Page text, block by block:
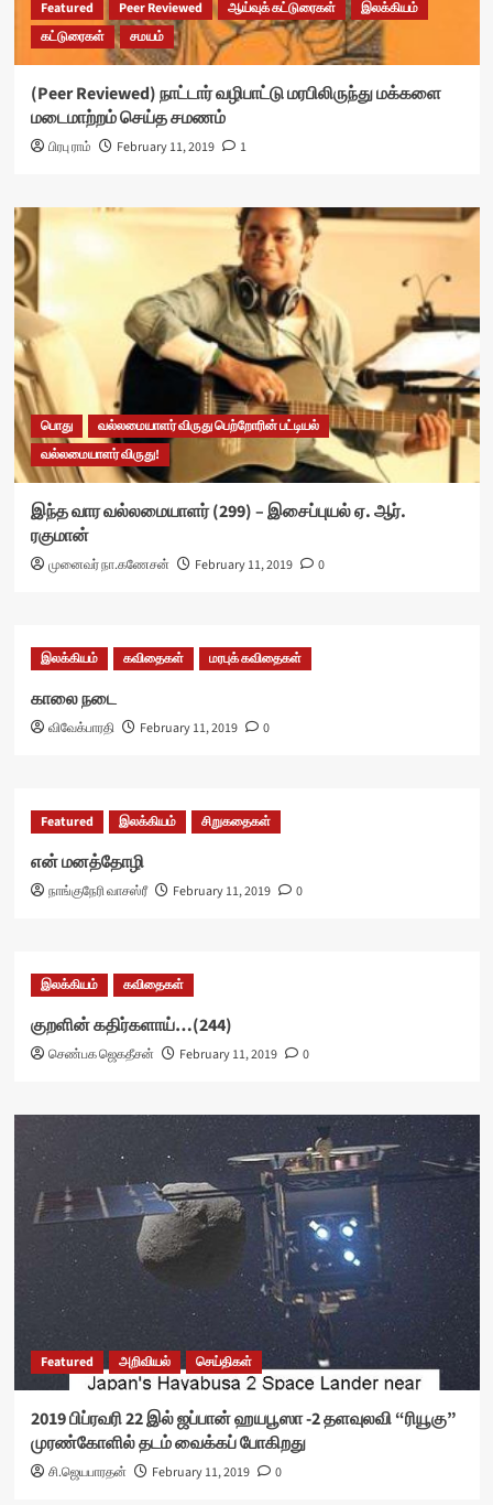
Featured Peer Reviewed ஆய்வுக் கட்டுரைகள்
இலக்கியம்
கட்டுரைகள்
சமயம்
(Peer Reviewed) நாட்டார் வழிபாட்டு மரபிலிருந்து மக்களை
மடைமாற்றம் செய்த சமணம்
பிரபு ராம் February 11, 2019 1
பொது
வல்லமையாளர் விருது பெற்றோரின் பட்டியல்
வல்லமையாளர் விருது!
இந்த வார வல்லமையாளர் (299) – இசைப்புயல் ஏ. ஆர்.
ரகுமான்
முனைவர் நா.கணேசன் February 11, 2019 0
இலக்கியம் கவிதைகள் மரபுக் கவிதைகள்
காலை நடை
விவேக்பாரதி February 11, 2019 0
Featured இலக்கியம் சிறுகதைகள்
என் மனத்தோழி
நாங்குநேரி வாசஸ்ரீ February 11, 2019 0
இலக்கியம் கவிதைகள்
குறளின் கதிர்களாய்…(244)
செண்பக ஜெகதீசன் February 11, 2019 0
Featured அறிவியல் செய்திகள்
2019 பிப்ரவரி 22 இல் ஜப்பான் ஹயபூஸா -2 தளவுலவி “ரியூகு”
முரண்கோளில் தடம் வைக்கப் போகிறது
சி.ஜெயபாரதன் February 11, 2019 0